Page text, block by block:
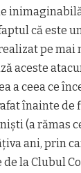
că este
pe mai
aceste
a ceea ce
înainte
(a rămas
ani, prin
la Clubul